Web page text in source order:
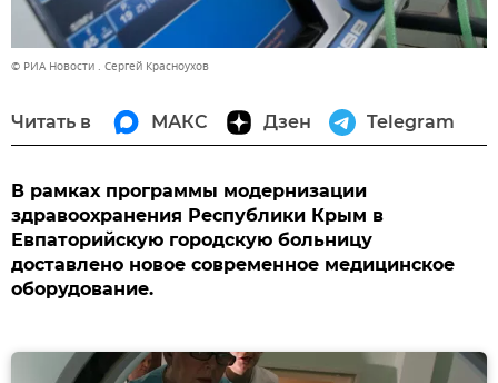
© РИА Новости . Сергей Красноухов
Читать в МАКС Дзен Telegram
В рамках программы модернизации
здравоохранения Республики Крым в
Евпаторийскую городскую больницу
доставлено новое современное медицинское
оборудование.